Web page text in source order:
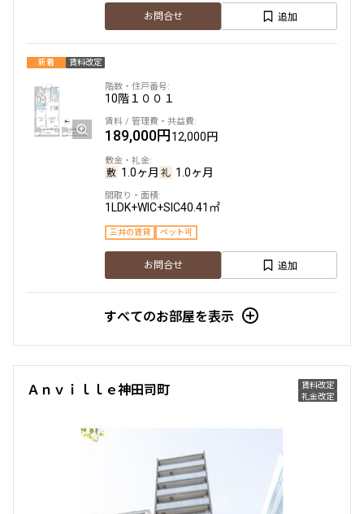
お問合せ 追加
新着 賃料改定
10階１００１
189,000円12,000円
1.0ヶ月 1.0ヶ月
1LDK+WIC+SIC40.41㎡
三井の賃貸 ペット可
お問合せ 追加
すべてのお部屋を表示
賃料改定
礼金改定
Ａｎｖｉｌｌｅ神田司町